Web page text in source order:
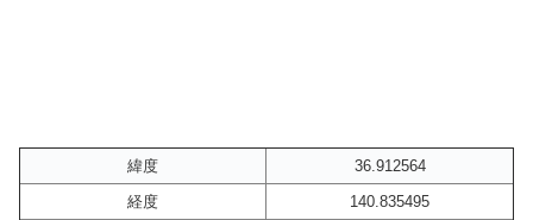
緯度
36.912564
経度
140.835495